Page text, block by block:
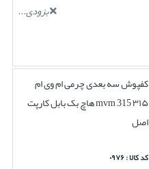
بزودی...
کفپوش سه بعدی چرمی ام وی ام
۳۱۵ mvm 315 هاچ بک بابل کارپت
اصل
کد کالا : ۰۹۷۶